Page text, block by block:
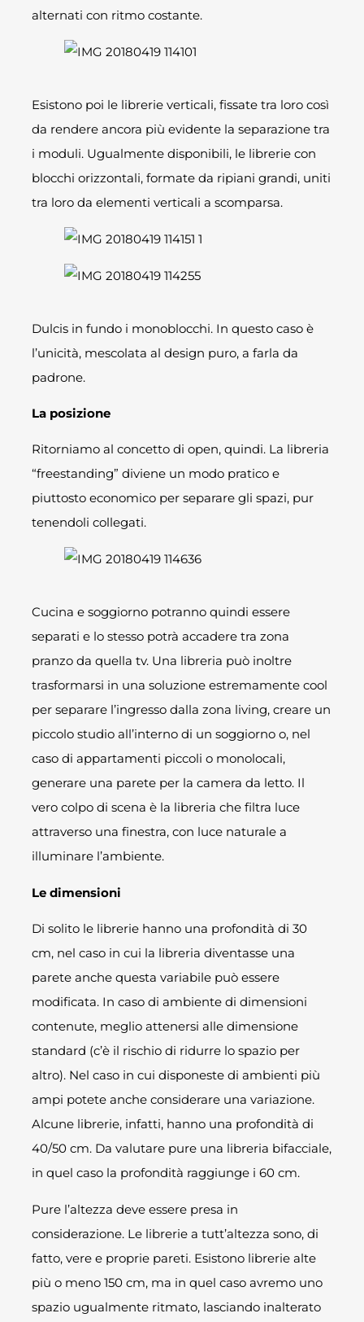
alternati con ritmo costante.
Esistono poi le librerie verticali, fissate tra loro così
da rendere ancora più evidente la separazione tra
i moduli. Ugualmente disponibili, le librerie con
blocchi orizzontali, formate da ripiani grandi, uniti
tra loro da elementi verticali a scomparsa.
Dulcis in fundo i monoblocchi. In questo caso è
l’unicità, mescolata al design puro, a farla da
padrone.
La posizione
Ritorniamo al concetto di open, quindi. La libreria
“freestanding” diviene un modo pratico e
piuttosto economico per separare gli spazi, pur
tenendoli collegati.
Cucina e soggiorno potranno quindi essere
separati e lo stesso potrà accadere tra zona
pranzo da quella tv. Una libreria può inoltre
trasformarsi in una soluzione estremamente cool
per separare l’ingresso dalla zona living, creare un
piccolo studio all’interno di un soggiorno o, nel
caso di appartamenti piccoli o monolocali,
generare una parete per la camera da letto. Il
vero colpo di scena è la libreria che filtra luce
attraverso una finestra, con luce naturale a
illuminare l’ambiente.
Le dimensioni
Di solito le librerie hanno una profondità di 30
cm, nel caso in cui la libreria diventasse una
parete anche questa variabile può essere
modificata. In caso di ambiente di dimensioni
contenute, meglio attenersi alle dimensione
standard (c’è il rischio di ridurre lo spazio per
altro). Nel caso in cui disponeste di ambienti più
ampi potete anche considerare una variazione.
Alcune librerie, infatti, hanno una profondità di
40/50 cm. Da valutare pure una libreria bifacciale,
in quel caso la profondità raggiunge i 60 cm.
Pure l’altezza deve essere presa in
considerazione. Le librerie a tutt’altezza sono, di
fatto, vere e proprie pareti. Esistono librerie alte
più o meno 150 cm, ma in quel caso avremo uno
spazio ugualmente ritmato, lasciando inalterato